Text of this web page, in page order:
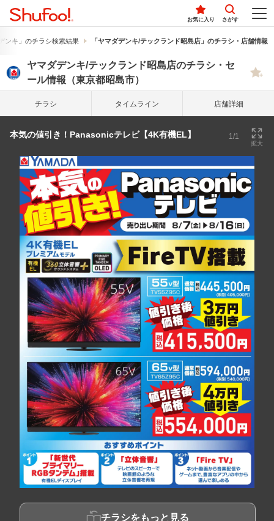
お気に入り さがす
ンキ」のチラシ検索結果 「ヤマダデンキ/テックランド昭島店」のチラシ・店舗情報
ヤマダデンキ/テックランド昭島店のチラシ・セ
ール情報（東京都昭島市）
チラシ タイム ライン 店舗詳細
本気の値引き！Panasonicテレビ【4K有機EL】 1/1
拡大
チラシをもっと見る